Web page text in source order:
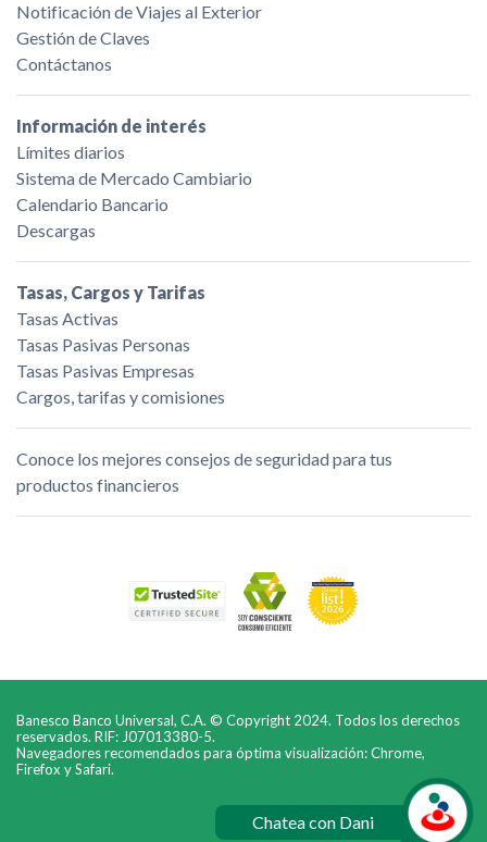
Notificación de Viajes al Exterior
Gestión de Claves
Contáctanos
Información de interés
Límites diarios
Sistema de Mercado Cambiario
Calendario Bancario
Descargas
Tasas, Cargos y Tarifas
Tasas Activas
Tasas Pasivas Personas
Tasas Pasivas Empresas
Cargos, tarifas y comisiones
Conoce los mejores consejos de seguridad para tus
productos financieros
Banesco Banco Universal, C.A. © Copyright 2024. Todos los derechos
reservados. RIF: J07013380-5.
Navegadores recomendados para óptima visualización: Chrome,
Firefox y Safari.
Chatea con Dani